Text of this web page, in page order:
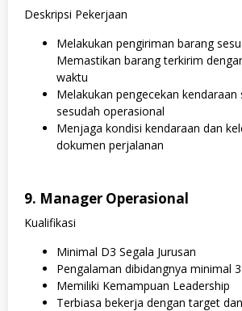
Deskripsi Pekerjaan
Melakukan pengiriman barang
Memastikan barang terkirim
waktu
Melakukan pengecekan kendaraan
sesudah operasional
Menjaga kondisi kendaraan dan
dokumen perjalanan
9. Manager Operasional
Kualifikasi
Minimal D3 Segala Jurusan
Pengalaman dibidangnya minimal
Memiliki Kemampuan Leadership
Terbiasa bekerja dengan target